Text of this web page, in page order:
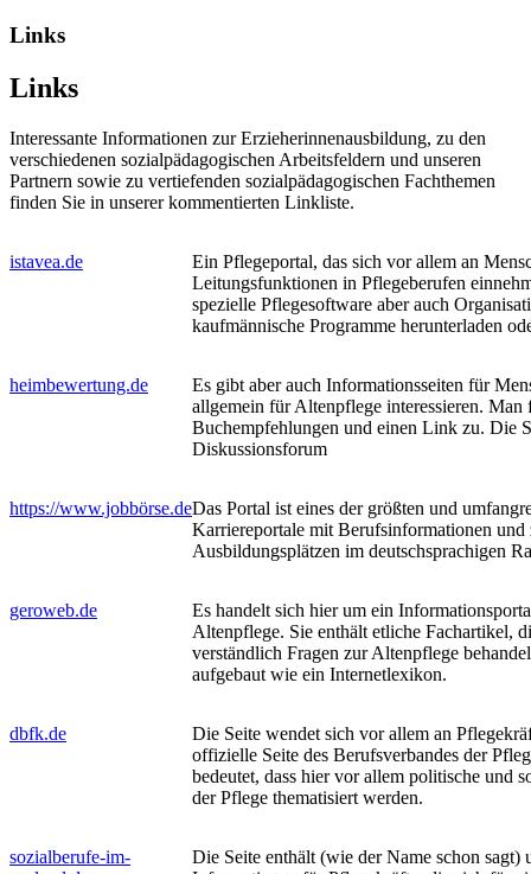
Links
Links
Interessante Informationen zur Erzieherinnenausbildung, zu den
verschiedenen sozialpädagogischen Arbeitsfeldern und unseren
Partnern sowie zu vertiefenden sozialpädagogischen Fachthemen
finden Sie in unserer kommentierten Linkliste.
istavea.de
Ein Pflegeportal, das sich vor allem an
Leitungsfunktionen in Pflegeberufen
spezielle Pflegesoftware aber auch
kaufmännische Programme herunterladen
heimbewertung.de
Es gibt aber auch Informationsseiten für
allgemein für Altenpflege interessieren. Man
Buchempfehlungen und einen Link zu. Die
Diskussionsforum
https://www.jobbörse.deDas Portal ist eines der größten und
Karriereportale mit Berufsinformationen und
Ausbildungsplätzen im deutschsprachigen
geroweb.de
Es handelt sich hier um ein
Altenpflege. Sie enthält etliche Fachartikel,
verständlich Fragen zur Altenpflege
aufgebaut wie ein Internetlexikon.
dbfk.de
Die Seite wendet sich vor allem an
offizielle Seite des Berufsverbandes der
bedeutet, dass hier vor allem politische und
der Pflege thematisiert werden.
sozialberufe-im-
Die Seite enthält (wie der Name schon sagt)